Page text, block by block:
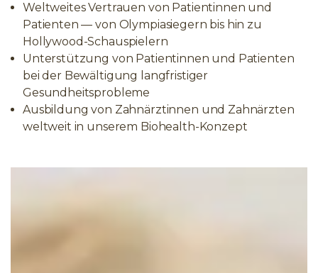
Weltweites Vertrauen von Patientinnen und
Patienten — von Olympiasiegern bis hin zu
Hollywood-Schauspielern
Unterstützung von Patientinnen und Patienten
bei der Bewältigung langfristiger
Gesundheitsprobleme
Ausbildung von Zahnärztinnen und Zahnärzten
weltweit in unserem Biohealth-Konzept